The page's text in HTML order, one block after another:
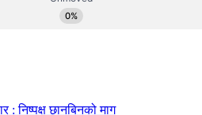
: निष्पक्ष छानबिनको माग